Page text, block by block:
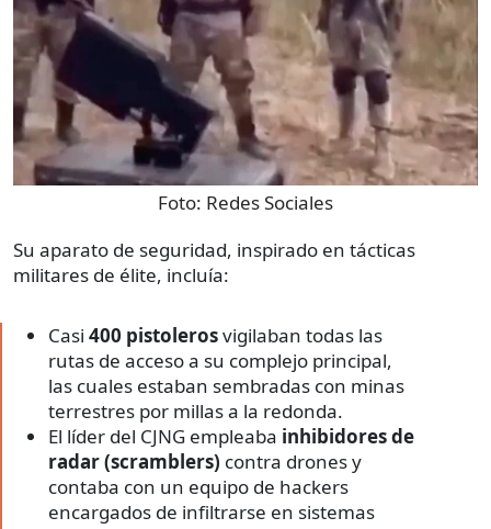
Foto: Redes Sociales
Su aparato de seguridad, inspirado en tácticas
militares de élite, incluía:
Casi 400 pistolerosvigilaban todas las
rutas de acceso a su complejo principal,
las cuales estaban sembradas con minas
terrestres por millas a la redonda.
El líder del CJNG empleaba inhibidores de
radar (scramblers) contra drones y
contaba con un equipo de hackers
encargados de infiltrarse en sistemas